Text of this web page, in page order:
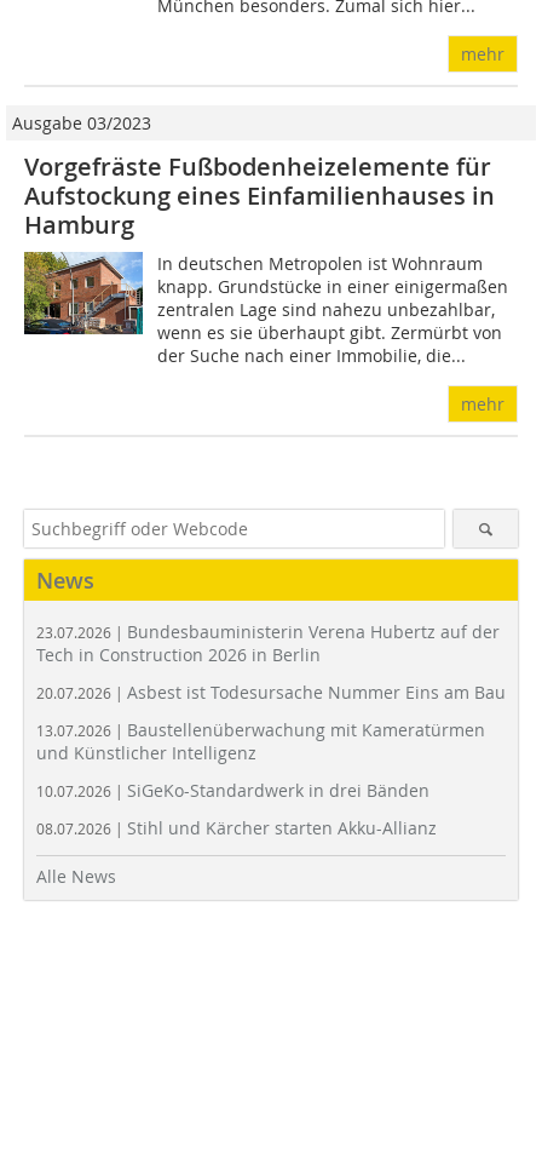
München besonders. Zumal sich hier...
mehr
Ausgabe 03/2023
Vorgefräste Fußbodenheizelemente für
Aufstockung eines Einfamilienhauses in
Hamburg
In deutschen Metropolen ist Wohnraum
knapp. Grundstücke in einer einigermaßen
zentralen Lage sind nahezu unbezahlbar,
wenn es sie überhaupt gibt. Zermürbt von
der Suche nach einer Immobilie, die...
mehr
News
23.07.2026 | Bundesbauministerin Verena Hubertz auf der
Tech in Construction 2026 in Berlin
20.07.2026 | Asbest ist Todesursache Nummer Eins am Bau
13.07.2026 | Baustellenüberwachung mit Kameratürmen
und Künstlicher Intelligenz
10.07.2026 | SiGeKo-Standardwerk in drei Bänden
08.07.2026 | Stihl und Kärcher starten Akku-Allianz
Alle News